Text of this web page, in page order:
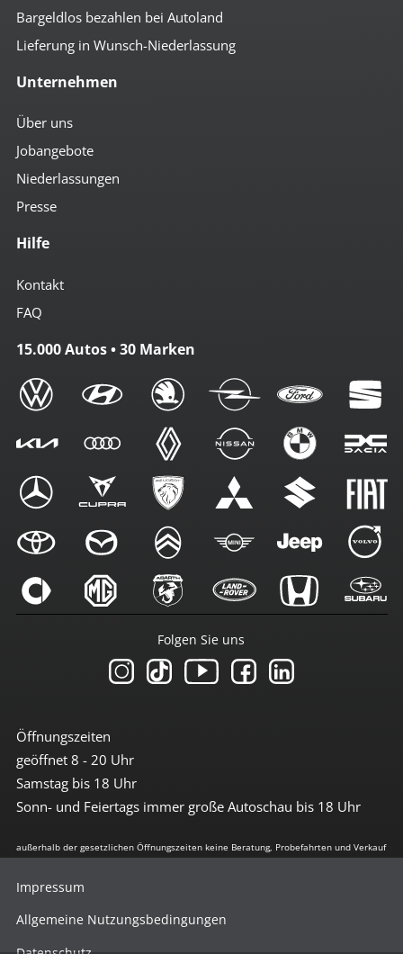
Bargeldlos bezahlen bei Autoland
Lieferung in Wunsch-Niederlassung
Unternehmen
Über uns
Jobangebote
Niederlassungen
Presse
Hilfe
Kontakt
FAQ
15.000 Autos • 30 Marken
Öffnungszeiten
geöffnet 8 - 20 Uhr
Samstag bis 18 Uhr
Sonn- und Feiertags immer große Autoschau bis 18 Uhr
Folgen Sie uns
außerhalb der gesetzlichen Öffnungszeiten keine Beratung, Probefahrten und Verkauf
Impressum
Allgemeine Nutzungsbedingungen